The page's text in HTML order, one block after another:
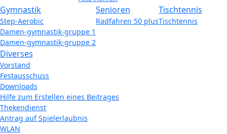
Gymnastik
Step-Aerobic
Damen-gymnastik-gruppe 1
Damen-gymnastik-gruppe 2
Senioren
Radfahren 50 plus
Tischtennis
Tischtennis
Diverses
Vorstand
Festausschuss
Downloads
Hilfe zum Erstellen eines Beitrages
Thekendienst
Antrag auf Spielerlaubnis
WLAN